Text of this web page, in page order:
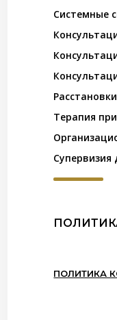
Системные
Терапия
Супервизия
ПОЛИТИКА